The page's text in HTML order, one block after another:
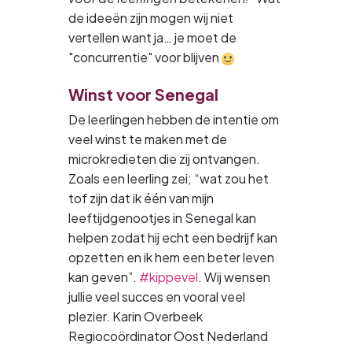
de ideeën zijn mogen wij niet
vertellen want ja… je moet de
"concurrentie" voor blijven
Winst voor Senegal
De leerlingen hebben de intentie om
veel winst te maken met de
microkredieten die zij ontvangen.
Zoals een leerling zei; “wat zou het
tof zijn dat ik één van mijn
leeftijdgenootjes in Senegal kan
helpen zodat hij echt een bedrijf kan
opzetten en ik hem een beter leven
kan geven”. #kippevel. Wij wensen
jullie veel succes en vooral veel
plezier. Karin Overbeek
Regiocoördinator Oost Nederland